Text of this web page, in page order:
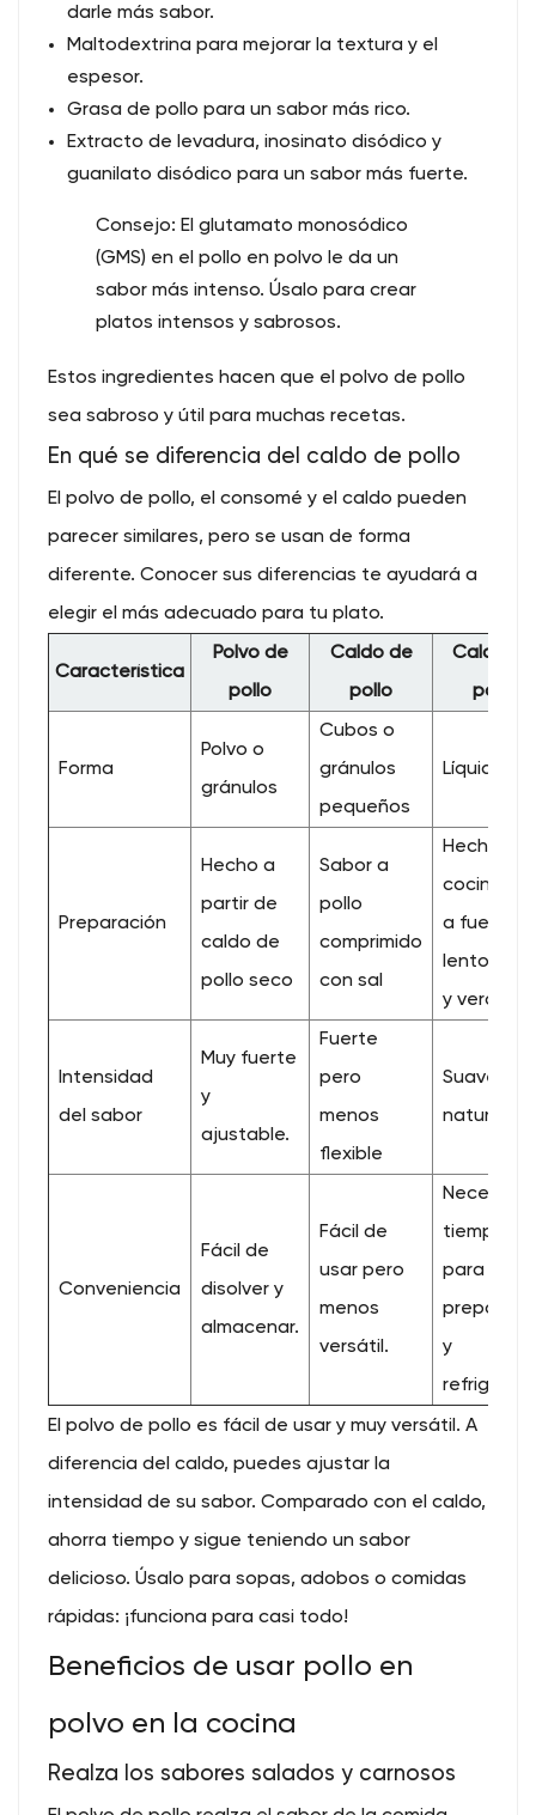
darle más sabor.
Maltodextrina para mejorar la textura y el
espesor.
Grasa de pollo para un sabor más rico.
Extracto de levadura, inosinato disódico y
guanilato disódico para un sabor más fuerte.
Consejo: El glutamato monosódico
(GMS) en el pollo en polvo le da un
sabor más intenso. Úsalo para crear
platos intensos y sabrosos.
Estos ingredientes hacen que el polvo de pollo
sea sabroso y útil para muchas recetas.
En qué se diferencia del caldo de pollo
El polvo de pollo, el consomé y el caldo pueden
parecer similares, pero se usan de forma
diferente. Conocer sus diferencias te ayudará a
elegir el más adecuado para tu plato.
Característica
Polvo de
pollo
Caldo de
pollo
Caldo de
pollo
Forma
Polvo o
gránulos
Cubos o
gránulos
pequeños
Líquido
Preparación
Hecho a
partir de
caldo de
pollo seco
Sabor a
pollo
comprimido
con sal
Hecho
cocinando
a fuego
lento pollo
y
Intensidad
del sabor
Muy fuerte
y
ajustable.
Fuerte
pero
menos
flexible
Suave y
natural
Conveniencia
Fácil de
disolver y
almacenar.
Fácil de
usar pero
menos
versátil.
Necesita
tiempo
para
prepararlo
y
El polvo de pollo es fácil de usar y muy versátil. A
diferencia del caldo, puedes ajustar la
intensidad de su sabor. Comparado con el caldo,
ahorra tiempo y sigue teniendo un sabor
delicioso. Úsalo para sopas, adobos o comidas
rápidas: ¡funciona para casi todo!
Beneficios de usar pollo en
polvo en la cocina
Realza los sabores salados y carnosos